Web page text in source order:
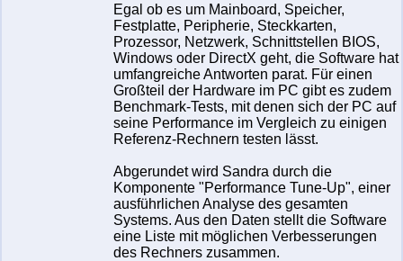
Egal ob es um Mainboard, Speicher,
Festplatte, Peripherie, Steckkarten,
Prozessor, Netzwerk, Schnittstellen BIOS,
Windows oder DirectX geht, die Software hat
umfangreiche Antworten parat. Für einen
Großteil der Hardware im PC gibt es zudem
Benchmark-Tests, mit denen sich der PC auf
seine Performance im Vergleich zu einigen
Referenz-Rechnern testen lässt.
Abgerundet wird Sandra durch die
Komponente "Performance Tune-Up", einer
ausführlichen Analyse des gesamten
Systems. Aus den Daten stellt die Software
eine Liste mit möglichen Verbesserungen
des Rechners zusammen.